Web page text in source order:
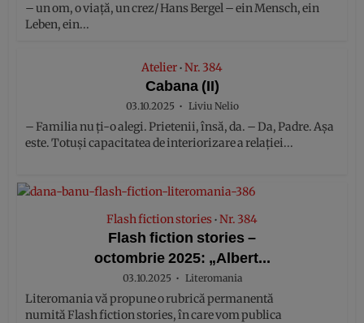
– un om, o viață, un crez/ Hans Bergel – ein Mensch, ein
Leben, ein...
Atelier • Nr. 384
Cabana (II)
03.10.2025 Liviu Nelio
– Familia nu ți-o alegi. Prietenii, însă, da. – Da, Padre. Așa
este. Totuși capacitatea de interiorizare a relației...
Flash fiction stories • Nr. 384
Flash fiction stories –
octombrie 2025: „Albert...
03.10.2025 Literomania
Literomania vă propune o rubrică permanentă
numită Flash fiction stories, în care vom publica